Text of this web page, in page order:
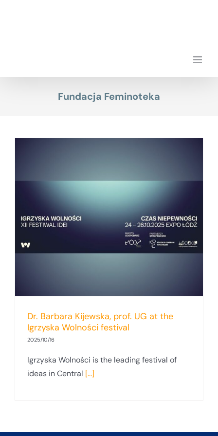
Fundacja Feminoteka
Dr. Barbara Kijewska, prof. UG at the
Igrzyska Wolności festival
2025/10/16
Igrzyska Wolności is the leading festival of
ideas in Central [...]